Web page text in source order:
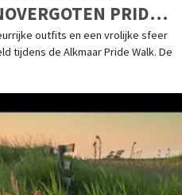
PRIDE
outfits en een vrolijke sfeer
tijdens de Alkmaar Pride Walk. De